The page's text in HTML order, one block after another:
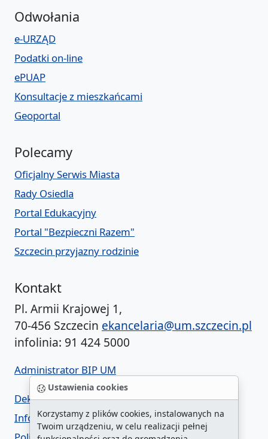
Ustawienia cookies
Korzystamy z plików cookies, instalowanych na
Twoim urządzeniu, w celu realizacji pełnej
Odwołania
e-URZĄD
Podatki on-line
ePUAP
Konsultacje z mieszkańcami
Geoportal
Polecamy
Oficjalny Serwis Miasta
Rady Osiedla
Portal Edukacyjny
Portal "Bezpieczni Razem"
Szczecin przyjazny rodzinie
Kontakt
Pl. Armii Krajowej 1,
70-456 Szczecin ekancelaria@um.szczecin.pl
infolinia: 91 424 5000
Administrator BIP UM
Deklaracja dostępności
Informacja o urzędzie w ETR